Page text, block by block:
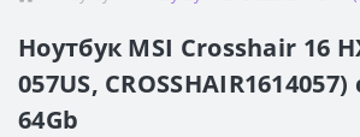
Ноутбук MSI Crosshair 16
057US,
64Gb